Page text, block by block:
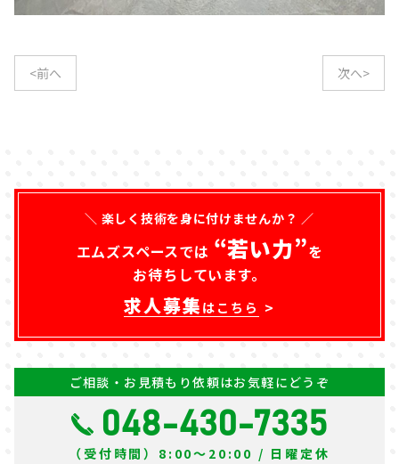
<前へ 次へ>
＼ 楽しく技術を身に付けませんか？ ／
エムズスペースでは “若い力”を
お待ちしています。
求人募集 はこちら
ご相談・お見積もり依頼はお気軽にどうぞ
048-430-7335
（受付時間）8:00～20:00 / 日曜定休